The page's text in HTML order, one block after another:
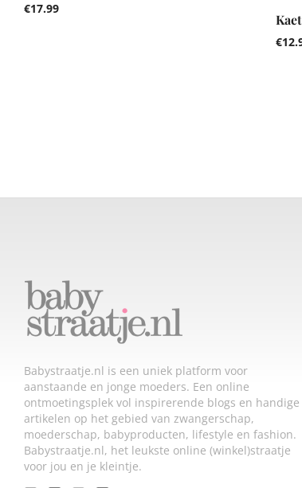
€17.99
€
Babystraatje.nl is een uniek platform voor
aanstaande en jonge moeders. Een online
ontmoetingsplek vol inspirerende blogs en handige
artikelen op het gebied van zwangerschap,
moederschap, babyproducten, lifestyle en fashion.
Babystraatje.nl, het leukste online (winkel)straatje
voor jou en je kleintje.